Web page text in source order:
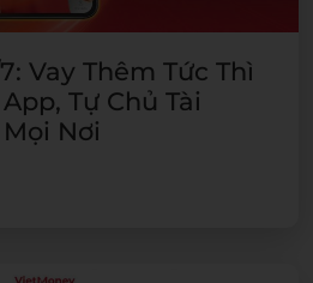
Vay Thêm Tức Thì
Tự Chủ Tài
Nơi​